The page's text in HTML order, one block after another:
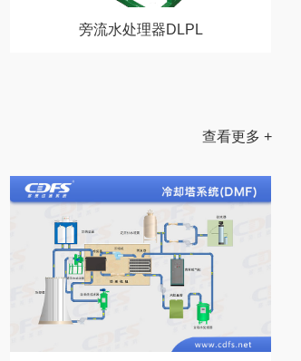
旁流水处理器DLPL
查看更多 +